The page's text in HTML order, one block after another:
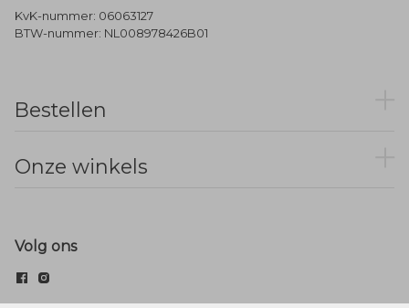
KvK-nummer: 06063127
BTW-nummer: NL008978426B01
Bestellen
Onze winkels
Volg ons